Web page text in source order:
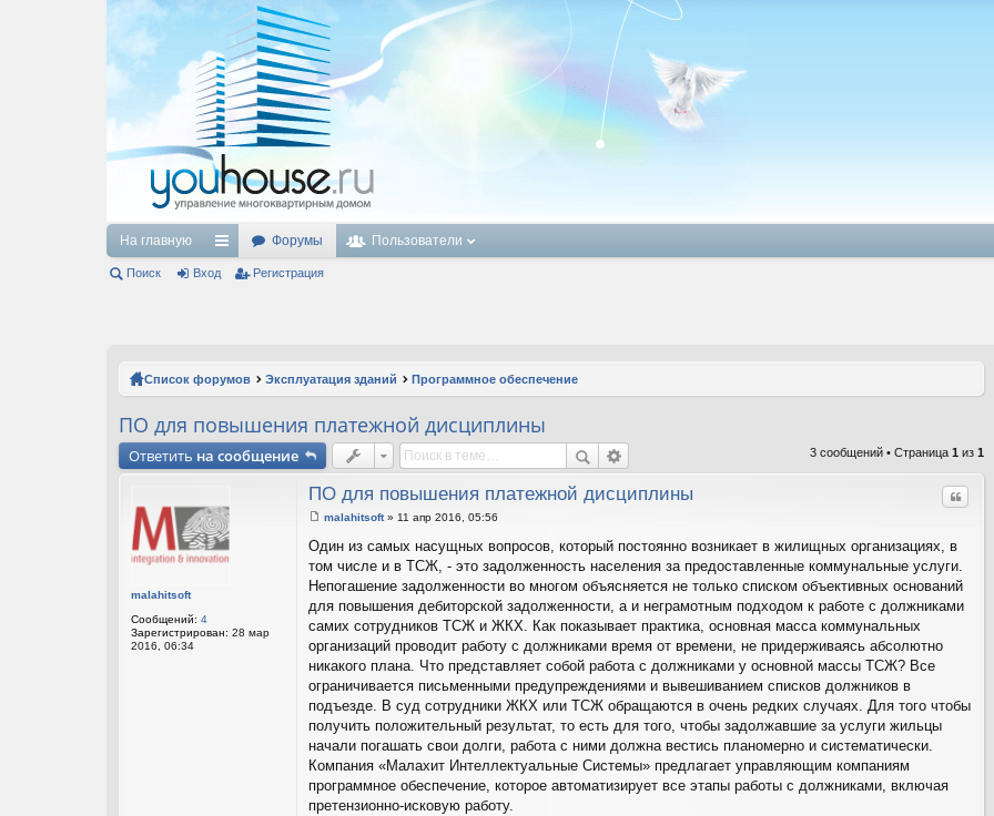
На главную
с
и
Форумы Пользователи
Поиск Вход Регистрация
Список форумов Эксплуатация зданий Программное обеспечение
ПО для повышения платежной дисциплины
Ответить на сообщение 3 сообщений • Страница 1 из 1
malahitsoft
Сообщений: 4
Зарегистрирован: 28 мар
2016, 06:34
ПО для повышения платежной дисциплины
о
о
б
щ
е
н
и
е
malahitsoft» 11 апр 2016, 05:56
Один из самых насущных вопросов, который постоянно возникает в жилищных организациях, в
том числе и в ТСЖ, - это задолженность населения за предоставленные коммунальные услуги.
Непогашение задолженности во многом объясняется не только списком объективных оснований
для повышения дебиторской задолженности, а и неграмотным подходом к работе с должниками
самих сотрудников ТСЖ и ЖКХ. Как показывает практика, основная масса коммунальных
организаций проводит работу с должниками время от времени, не придерживаясь абсолютно
никакого плана. Что представляет собой работа с должниками у основной массы ТСЖ? Все
ограничивается письменными предупреждениями и вывешиванием списков должников в
подъезде. В суд сотрудники ЖКХ или ТСЖ обращаются в очень редких случаях. Для того чтобы
получить положительный результат, то есть для того, чтобы задолжавшие за услуги жильцы
начали погашать свои долги, работа с ними должна вестись планомерно и систематически.
Компания «Малахит Интеллектуальные Системы» предлагает управляющим компаниям
программное обеспечение, которое автоматизирует все этапы работы с должниками, включая
претензионно-исковую работу.